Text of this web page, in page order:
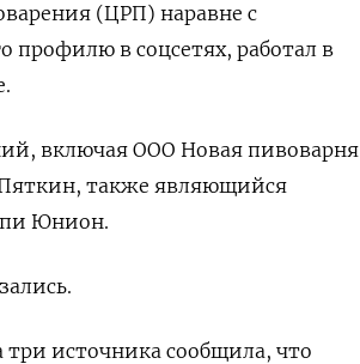
(ЦРП) наравне с
профилю в соцсетях, работал в
включая ООО Новая пивоварня
Пяткин, также являющийся
Юнион.
три источника сообщила, что